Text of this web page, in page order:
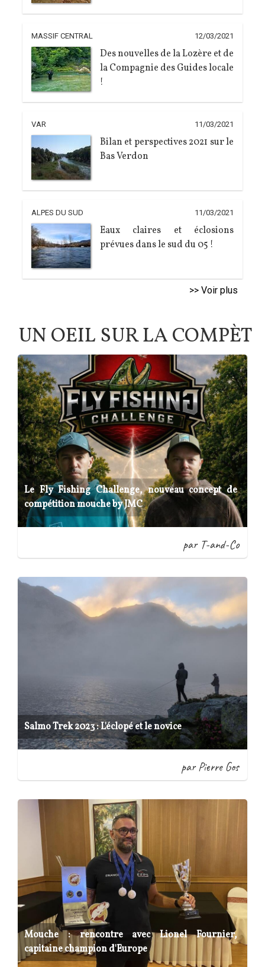
MASSIF CENTRAL 12/03/2021
Des nouvelles de la Lozère et de
la Compagnie des Guides locale
!
VAR 11/03/2021
Bilan et perspectives 2021 sur le
Bas Verdon
ALPES DU SUD 11/03/2021
Eaux claires et éclosions
prévues dans le sud du 05 !
>> Voir plus
UN OEIL SUR LA COMPÈT
Le Fly Fishing Challenge, nouveau concept de
compétition mouche by JMC
par T-and-Co
Salmo Trek 2023 : L'éclopé et le novice
par Pierre Gos
Mouche : rencontre avec Lionel Fournier,
capitaine champion d'Europe